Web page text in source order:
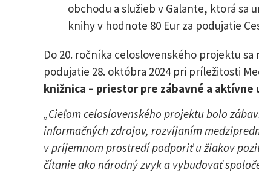
obchodu a služieb v Galante, ktorá sa
knihy v hodnote 80 Eur za podujatie
Do 20. ročníka celoslovenského projektu
podujatie 28. októbra 2024 pri príležitosti
knižnica – priestor pre zábavné a aktívne
„Cieľom celoslovenského projektu bolo
informačných zdrojov, rozvíjaním
v príjemnom prostredí podporiť u žiakov
čítanie ako národný zvyk a vybudovať